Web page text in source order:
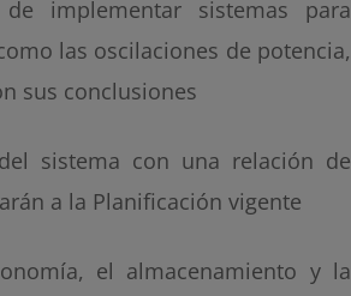
implementar sistemas para
las oscilaciones de potencia,
sus conclusiones
sistema con una relación de
a la Planificación vigente
el almacenamiento y la